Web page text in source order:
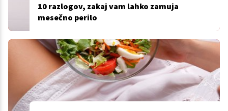
10 razlogov, zakaj vam lahko zamuja
mesečno perilo